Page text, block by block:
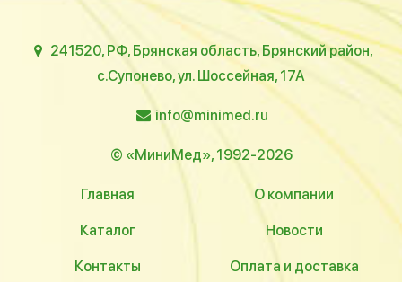
241520, РФ, Брянская область, Брянский район,
с.Супонево, ул. Шоссейная, 17А
info@minimed.ru
© «МиниМед», 1992-2026
Главная О компании
Каталог Новости
Контакты Оплата и доставка